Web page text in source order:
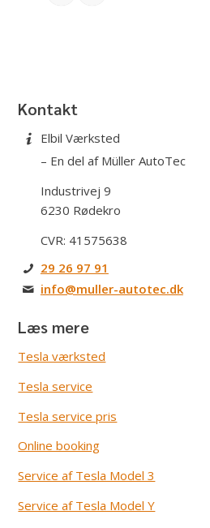
Kontakt
Elbil Værksted
– En del af Müller AutoTec
Industrivej 9
6230 Rødekro
CVR: 41575638
29 26 97 91
info@muller-autotec.dk
Læs mere
Tesla værksted
Tesla service
Tesla service pris
Online booking
Service af Tesla Model 3
Service af Tesla Model Y